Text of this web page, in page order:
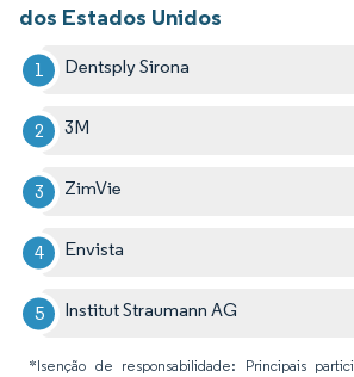
dos Estados Unidos
Dentsply Sirona
3M
ZimVie
Envista
Institut Straumann AG
*Isenção de responsabilidade: Principais